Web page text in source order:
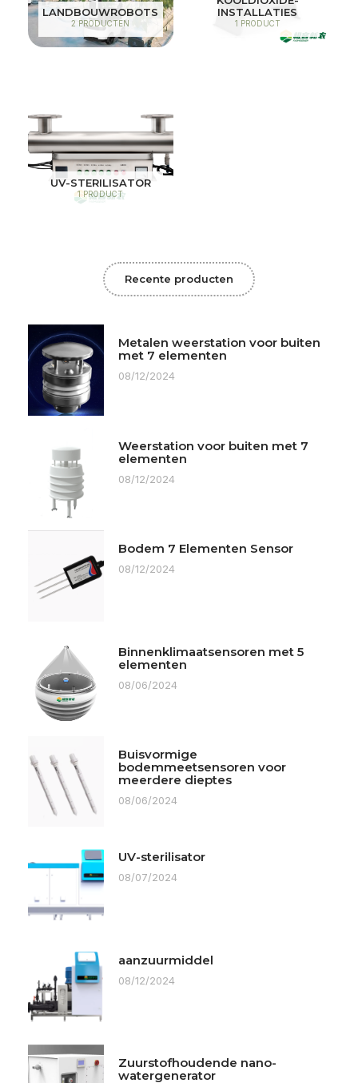
LANDBOUWROBOTS
2 PRODUCTEN
INSTALLATIES
1 PRODUCT
UV-STERILISATOR
1 PRODUCT
Recente producten
Metalen weerstation voor buiten
met 7 elementen
08/12/2024
Weerstation voor buiten met 7
elementen
08/12/2024
Bodem 7 Elementen Sensor
08/12/2024
Binnenklimaatsensoren met 5
elementen
08/06/2024
Buisvormige
bodemmeetsensoren voor
meerdere dieptes
08/06/2024
UV-sterilisator
08/07/2024
aanzuurmiddel
08/12/2024
Zuurstofhoudende nano-
watergenerator